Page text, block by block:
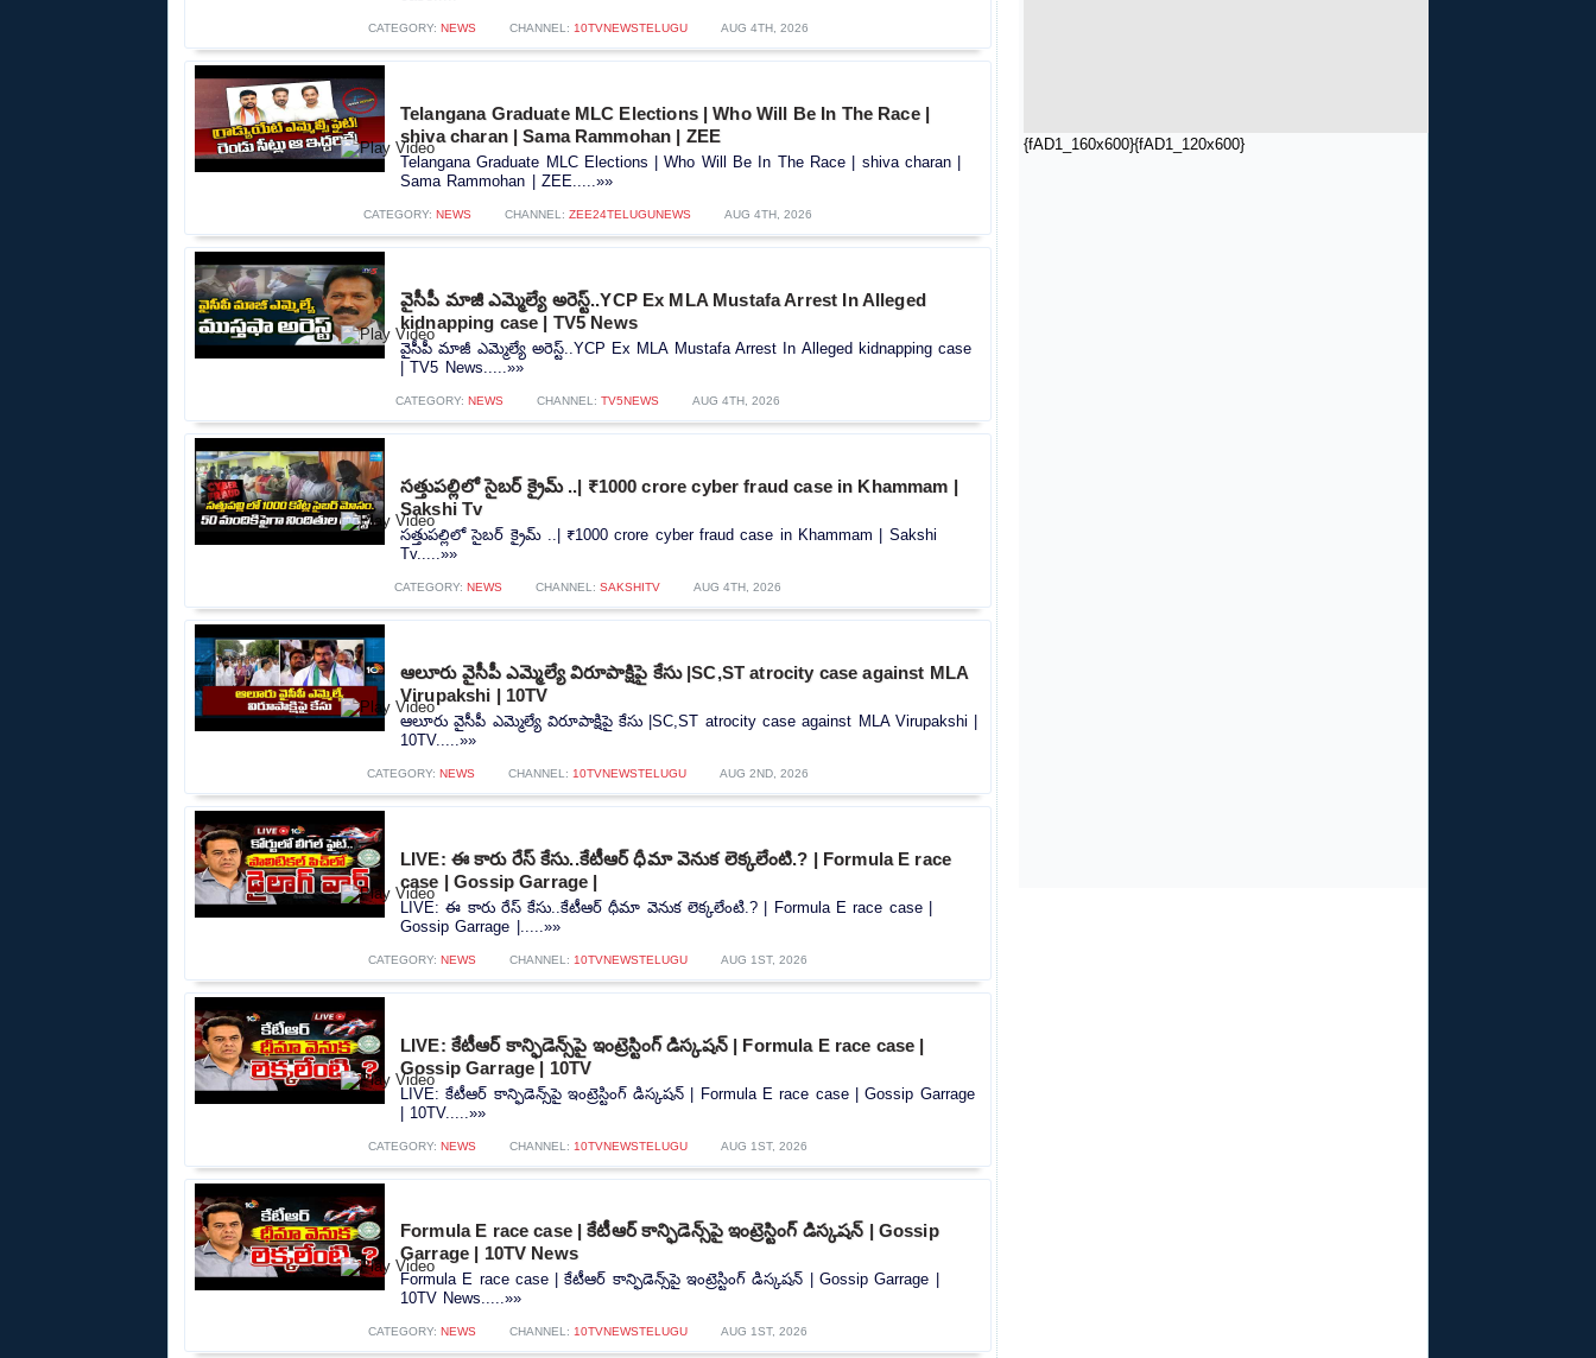
{fAD1_160x600}{fAD1_120x600}
CATEGORY: NEWS CHANNEL: 10TVNEWSTELUGU AUG 4TH, 2026
Telangana Graduate MLC Elections | Who Will Be In The Race |
shiva charan | Sama Rammohan | ZEE
Telangana Graduate MLC Elections | Who Will Be In The Race | shiva charan |
Sama Rammohan | ZEE.....»»
CATEGORY: NEWS CHANNEL: ZEE24TELUGUNEWS AUG 4TH, 2026
వైసీపీ మాజీ ఎమ్మెల్యే అరెస్ట్..YCP Ex MLA Mustafa Arrest In Alleged
kidnapping case | TV5 News
వైసీపీ మాజీ ఎమ్మెల్యే అరెస్ట్..YCP Ex MLA Mustafa Arrest In Alleged kidnapping case
| TV5 News.....»»
CATEGORY: NEWS CHANNEL: TV5NEWS AUG 4TH, 2026
సత్తుపల్లిలో సైబర్ క్రైమ్ ..| ₹1000 crore cyber fraud case in Khammam |
Sakshi Tv
సత్తుపల్లిలో సైబర్ క్రైమ్ ..| ₹1000 crore cyber fraud case in Khammam | Sakshi
Tv.....»»
CATEGORY: NEWS CHANNEL: SAKSHITV AUG 4TH, 2026
ఆలూరు వైసీపీ ఎమ్మెల్యే విరూపాక్షిపై కేసు |SC,ST atrocity case against MLA
Virupakshi | 10TV
ఆలూరు వైసీపీ ఎమ్మెల్యే విరూపాక్షిపై కేసు |SC,ST atrocity case against MLA Virupakshi |
10TV.....»»
CATEGORY: NEWS CHANNEL: 10TVNEWSTELUGU AUG 2ND, 2026
LIVE: ఈ కారు రేస్‌ కేసు..కేటీఆర్ ధీమా వెనుక లెక్కలేంటి.? | Formula E race
case | Gossip Garrage |
LIVE: ఈ కారు రేస్‌ కేసు..కేటీఆర్ ధీమా వెనుక లెక్కలేంటి.? | Formula E race case |
Gossip Garrage |.....»»
CATEGORY: NEWS CHANNEL: 10TVNEWSTELUGU AUG 1ST, 2026
LIVE: కేటీఆర్ కాన్ఫిడెన్స్‌పై ఇంట్రెస్టింగ్ డిస్కషన్‌ | Formula E race case |
Gossip Garrage | 10TV
LIVE: కేటీఆర్ కాన్ఫిడెన్స్‌పై ఇంట్రెస్టింగ్ డిస్కషన్‌ | Formula E race case | Gossip Garrage
| 10TV.....»»
CATEGORY: NEWS CHANNEL: 10TVNEWSTELUGU AUG 1ST, 2026
Formula E race case | కేటీఆర్ కాన్ఫిడెన్స్‌పై ఇంట్రెస్టింగ్ డిస్కషన్‌ | Gossip
Garrage | 10TV News
Formula E race case | కేటీఆర్ కాన్ఫిడెన్స్‌పై ఇంట్రెస్టింగ్ డిస్కషన్‌ | Gossip Garrage |
10TV News.....»»
CATEGORY: NEWS CHANNEL: 10TVNEWSTELUGU AUG 1ST, 2026